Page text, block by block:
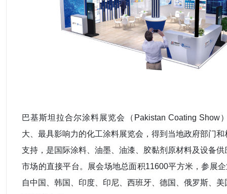
巴基斯坦拉合尔涂料展览会（Pakistan Coating Show
大、最具影响力的化工涂料展览会，得到当地政府部门
支持，是国际涂料、油墨、油漆、胶黏剂原材料及设备
市场的直接平台。展会场地总面积11600平方米，参展
自中国、韩国、印度、印尼、西班牙、德国、俄罗斯、